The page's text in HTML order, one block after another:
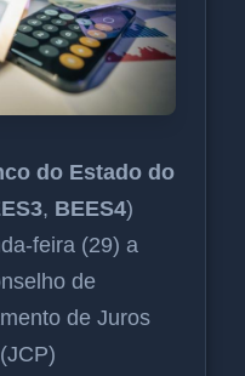
do Estado do
, BEES4)
feira (29) a
de
de Juros